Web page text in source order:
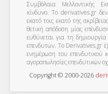
Συμβόλαια Μελλοντικής
κίνδυνο. Το derivatives.gr
εκατό τοις εκατό της
θετική απόδοση μίας
ευθύνεται για τη
επενδυτών. To Derivatives.gr
ενημέρωση του επενδυτικού
αγοραπωλησίες επενδυτικών
Copyright © 2000-2026